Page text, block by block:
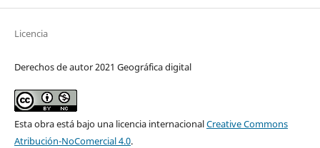
Licencia
Derechos de autor 2021 Geográfica digital
Esta obra está bajo una licencia internacionalCreative Commons
Atribución-NoComercial 4.0.